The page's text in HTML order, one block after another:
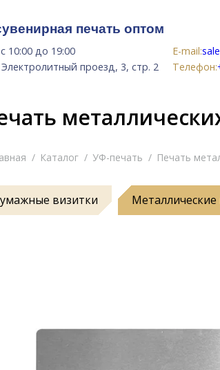
печать оптом
с 10:00 до 19:00
проезд, 3, стр. 2
E-mail:
Телефон:
Каталог УФ-печать Печать
визитки Металлические